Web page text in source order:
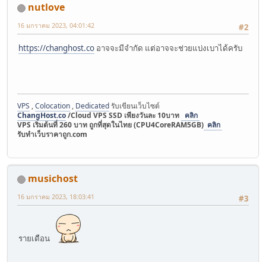
nutlove
#2
16 มกราคม 2023, 04:01:42
https://changhost.co อาจจะมีจำกัด แต่อาจจะช่วยแบ่งเบาได้ครับ
VPS ,Colocation , Dedicated รับเขียนเว็บไซต์
ChangHost.co/Cloud VPS SSD เพียงวันละ 10บาท คลิก
VPS เริ่มต้นที่ 260 บาท ถูกที่สุดในไทย (CPU4CoreRAM5GB) คลิก
รับทำเว็บราคาถูก.com
musichost
#3
16 มกราคม 2023, 18:03:41
รายเดือน